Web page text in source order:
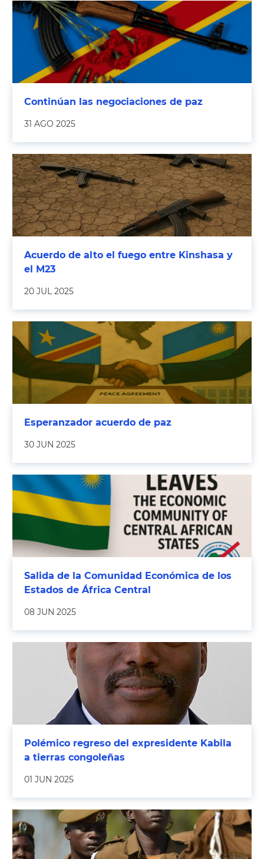
Continúan las negociaciones de paz
31 AGO 2025
Acuerdo de alto el fuego entre Kinshasa y
el M23
20 JUL 2025
Esperanzador acuerdo de paz
30 JUN 2025
Salida de la Comunidad Económica de los
Estados de África Central
08 JUN 2025
Polémico regreso del expresidente Kabila
a tierras congoleñas
01 JUN 2025